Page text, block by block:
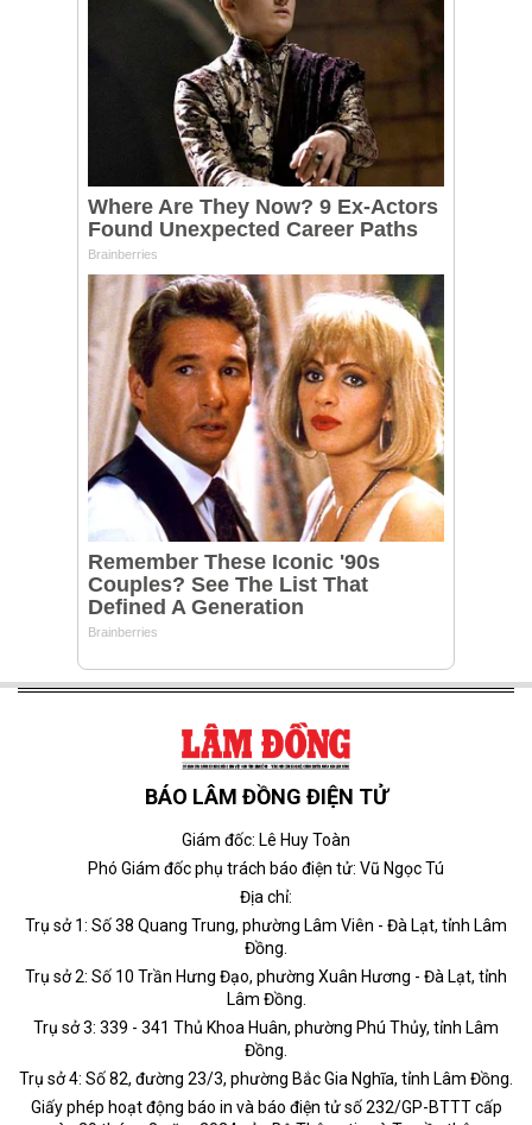
BÁO LÂM ĐỒNG ĐIỆN TỬ
Giám đốc: Lê Huy Toàn
Phó Giám đốc phụ trách báo điện tử: Vũ Ngọc Tú
Địa chỉ:
Trụ sở 1: Số 38 Quang Trung, phường Lâm Viên - Đà Lạt, tỉnh Lâm
Đồng.
Trụ sở 2: Số 10 Trần Hưng Đạo, phường Xuân Hương - Đà Lạt, tỉnh
Lâm Đồng.
Trụ sở 3: 339 - 341 Thủ Khoa Huân, phường Phú Thủy, tỉnh Lâm
Đồng.
Trụ sở 4: Số 82, đường 23/3, phường Bắc Gia Nghĩa, tỉnh Lâm Đồng.
Giấy phép hoạt động báo in và báo điện tử số 232/GP-BTTT cấp